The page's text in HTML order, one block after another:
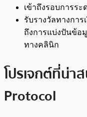
เข้าถึงรอบการร
รับรางวัลทางกา
ถึงการแบ่งปันข้อ
ทางคลินิก
โปรเจกต์ที่น่า
Protocol